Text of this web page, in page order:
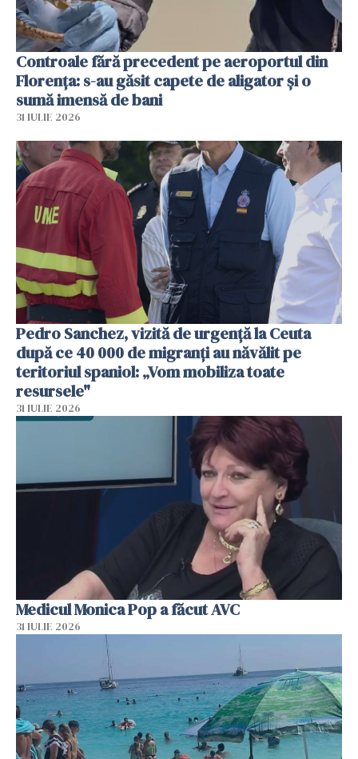
Controale fără precedent pe aeroportul din
Florența: s-au găsit capete de aligator și o
sumă imensă de bani
31 IULIE 2026
Pedro Sanchez, vizită de urgență la Ceuta
după ce 40 000 de migranți au năvălit pe
teritoriul spaniol: „Vom mobiliza toate
resursele"
31 IULIE 2026
Medicul Monica Pop a făcut AVC
31 IULIE 2026